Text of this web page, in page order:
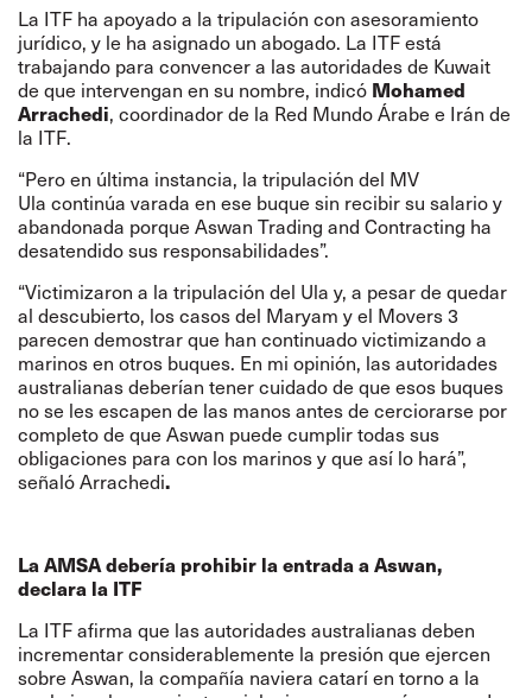
La ITF ha apoyado a la tripulación con asesoramiento
jurídico, y le ha asignado un abogado. La ITF está
trabajando para convencer a las autoridades de Kuwait
de que intervengan en su nombre, indicó Mohamed
Arrachedi, coordinador de la Red Mundo Árabe e Irán de
la ITF.
“Pero en última instancia, la tripulación del MV
Ula continúa varada en ese buque sin recibir su salario y
abandonada porque Aswan Trading and Contracting ha
desatendido sus responsabilidades”.
“Victimizaron a la tripulación del Ula y, a pesar de quedar
al descubierto, los casos del Maryam y el Movers 3
parecen demostrar que han continuado victimizando a
marinos en otros buques. En mi opinión, las autoridades
australianas deberían tener cuidado de que esos buques
no se les escapen de las manos antes de cerciorarse por
completo de que Aswan puede cumplir todas sus
obligaciones para con los marinos y que así lo hará”,
señaló Arrachedi.
La AMSA debería prohibir la entrada a Aswan,
declara la ITF
La ITF afirma que las autoridades australianas deben
incrementar considerablemente la presión que ejercen
sobre Aswan, la compañía naviera catarí en torno a la